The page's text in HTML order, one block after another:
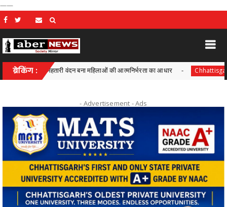
——
ब्रेकिंग :
में महतारी वंदन बना महिलाओं की आत्मनिर्भरता का आधार Chhattisgarh आयुक्त
- Advertisement -Ads